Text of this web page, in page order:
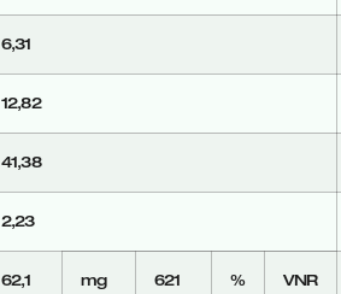
6,31
12,82
41,38
2,23
62,1 mg 621 % VNR